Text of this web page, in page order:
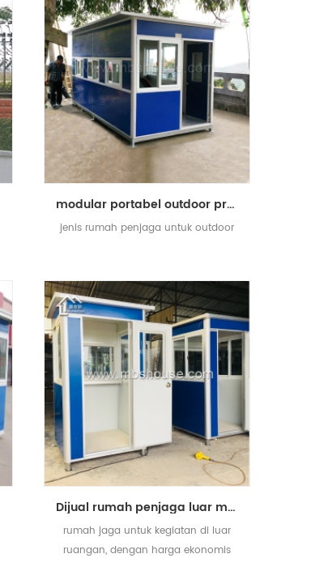
modular portabel outdoor prefabrikasi penjaga rumah dijual
jenis rumah penjaga untuk outdoor
Dijual rumah penjaga luar murah
rumah jaga untuk kegiatan di luar
ruangan, dengan harga ekonomis